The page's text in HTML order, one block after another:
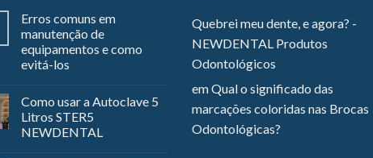
Erros comuns em
manutenção de
equipamentos e como
evitá-los
Como usar a Autoclave 5
Litros STER5
NEWDENTAL
Quebrei meu dente, e agora? -
NEWDENTAL Produtos
Odontológicos
emQual o significado das
marcações coloridas nas Brocas
Odontológicas?